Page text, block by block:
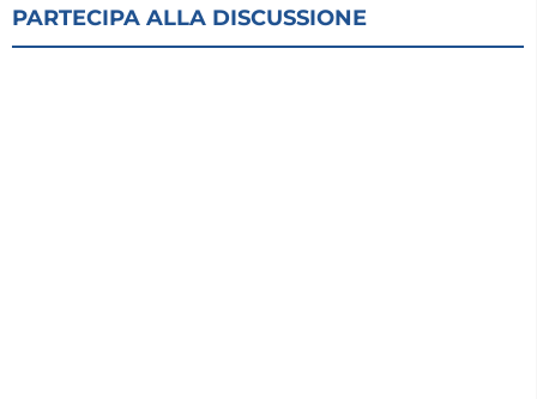
PARTECIPA ALLA DISCUSSIONE